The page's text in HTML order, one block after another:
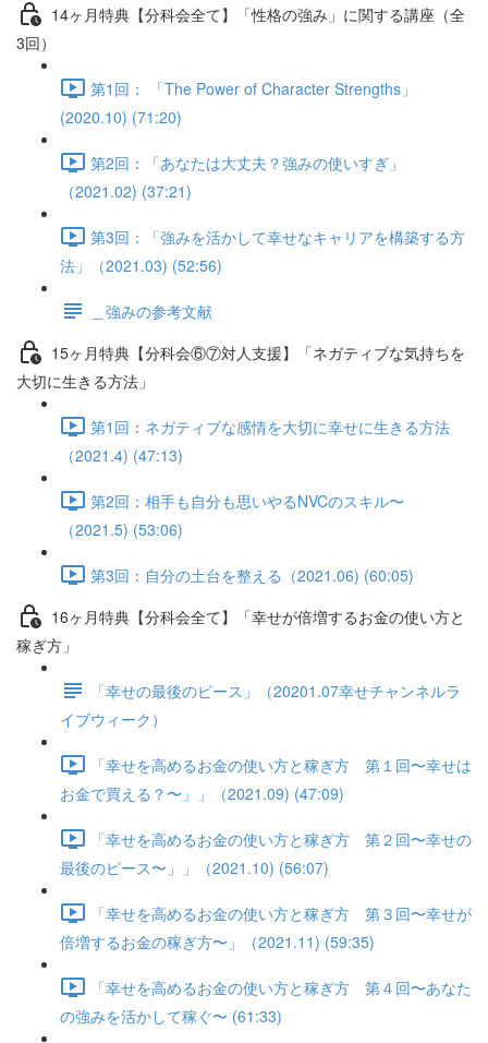
14ヶ月特典【分科会全て】「性格の強み」に関する講座（全
3回）
第1回： 「The Power of Character Strengths」
(2020.10) (71:20)
第2回：「あなたは大丈夫？強みの使いすぎ」
（2021.02) (37:21)
第3回：「強みを活かして幸せなキャリアを構築する方
法」（2021.03) (52:56)
＿強みの参考文献
15ヶ月特典【分科会⑥⑦対人支援】「ネガティブな気持ちを
大切に生きる方法」
第1回：ネガティブな感情を大切に幸せに生きる方法
（2021.4) (47:13)
第2回：相手も自分も思いやるNVCのスキル〜
（2021.5) (53:06)
第3回：自分の土台を整える（2021.06) (60:05)
16ヶ月特典【分科会全て】「幸せが倍増するお金の使い方と
稼ぎ方」
「幸せの最後のピース」（20201.07幸せチャンネルラ
イブウィーク）
「幸せを高めるお金の使い方と稼ぎ方 第１回〜幸せは
お金で買える？〜」」（2021.09) (47:09)
「幸せを高めるお金の使い方と稼ぎ方 第２回〜幸せの
最後のピース〜」」（2021.10) (56:07)
「幸せを高めるお金の使い方と稼ぎ方 第３回〜幸せが
倍増するお金の稼ぎ方〜」（2021.11) (59:35)
「幸せを高めるお金の使い方と稼ぎ方 第４回〜あなた
の強みを活かして稼ぐ〜 (61:33)